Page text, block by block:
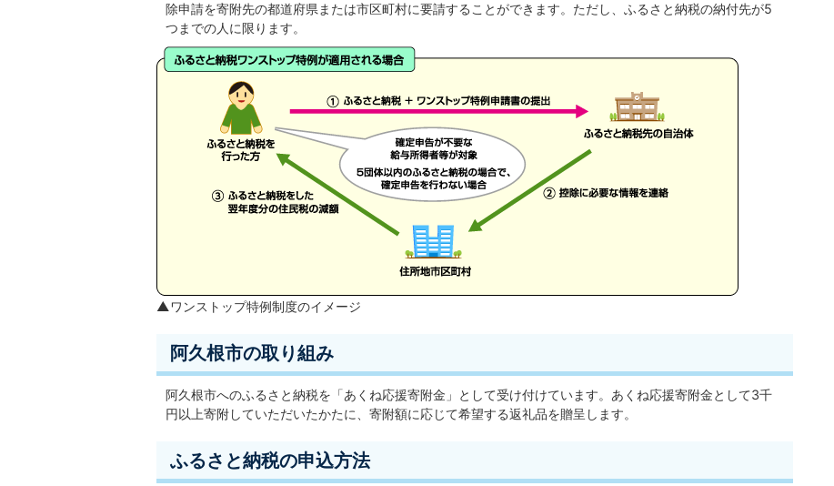
除申請を寄附先の都道府県または市区町村に要請することができます。ただし、ふるさと納税の納付先が5
つまでの人に限ります。
▲ワンストップ特例制度のイメージ
阿久根市の取り組み
阿久根市へのふるさと納税を「あくね応援寄附金」として受け付けています。あくね応援寄附金として3千
円以上寄附していただいたかたに、寄附額に応じて希望する返礼品を贈呈します。
ふるさと納税の申込方法